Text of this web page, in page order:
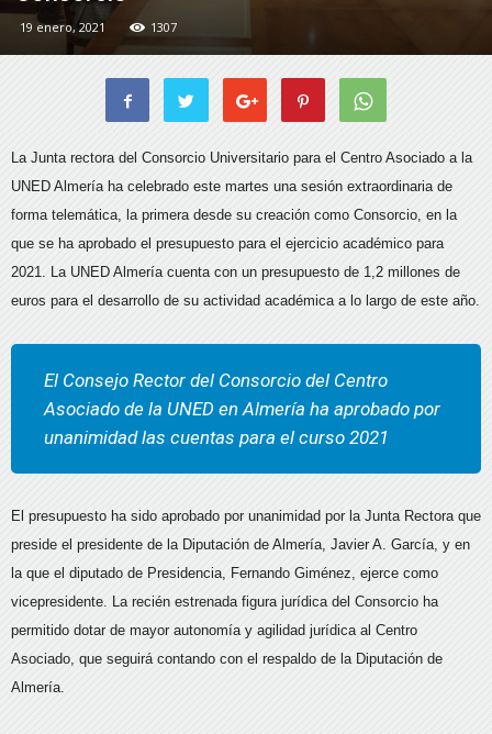
19 enero, 2021 1307
La Junta rectora del Consorcio Universitario para el Centro Asociado a la
UNED Almería ha celebrado este martes una sesión extraordinaria de
forma telemática, la primera desde su creación como Consorcio, en la
que se ha aprobado el presupuesto para el ejercicio académico para
2021. La UNED Almería cuenta con un presupuesto de 1,2 millones de
euros para el desarrollo de su actividad académica a lo largo de este año.
El Consejo Rector del Consorcio del Centro
Asociado de la UNED en Almería ha aprobado por
unanimidad las cuentas para el curso 2021
El presupuesto ha sido aprobado por unanimidad por la Junta Rectora que
preside el presidente de la Diputación de Almería, Javier A. García, y en
la que el diputado de Presidencia, Fernando Giménez, ejerce como
vicepresidente. La recién estrenada figura jurídica del Consorcio ha
permitido dotar de mayor autonomía y agilidad jurídica al Centro
Asociado, que seguirá contando con el respaldo de la Diputación de
Almería.